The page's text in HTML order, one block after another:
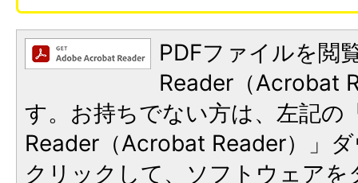
PDFファイルを閲
Reader（Acrobat
す。お持ちでない方は、左記の
Reader（Acrobat Reader）」
クリックして、ソフトウェア